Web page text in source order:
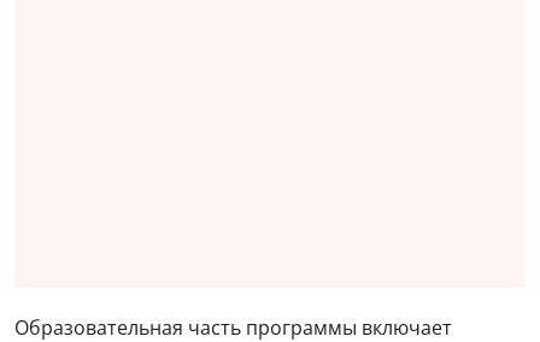
Образовательная часть программы включает